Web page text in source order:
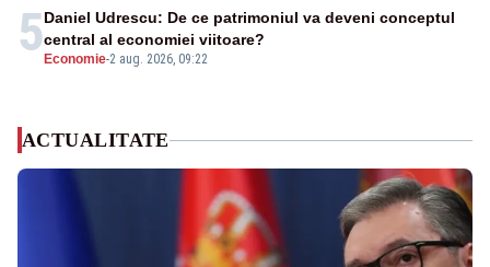
5 Economie-2 aug. 2026, 09:22
Daniel Udrescu: De ce patrimoniul va deveni conceptul
central al economiei viitoare?
ACTUALITATE